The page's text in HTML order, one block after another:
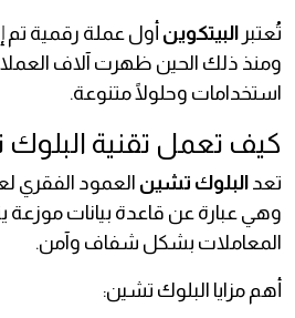
تُعتبر البيتكوين
ومنذ ذلك الحين ظهرت آلاف
استخدامات وحلولًا متنوعة.
كيف تعمل تقنية
تعد البلوك تشين العمود الفقري
وهي عبارة عن قاعدة بيانات موزعة
المعاملات بشكل شفاف وآمن.
أهم مزايا البلوك تشين: